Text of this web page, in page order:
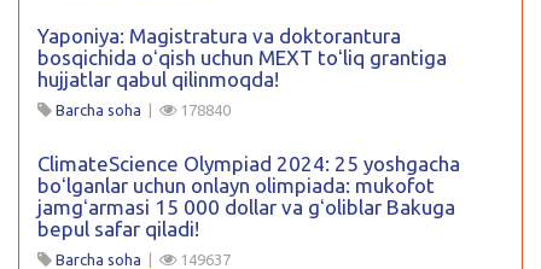
Yaponiya: Magistratura va doktorantura
bosqichida oʻqish uchun MEXT toʻliq grantiga
hujjatlar qabul qilinmoqda!
Barcha soha | 178840
ClimateScience Olympiad 2024: 25 yoshgacha
boʻlganlar uchun onlayn olimpiada: mukofot
jamgʻarmasi 15 000 dollar va gʻoliblar Bakuga
bepul safar qiladi!
Barcha soha | 149637